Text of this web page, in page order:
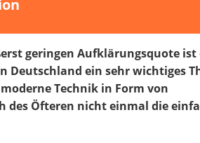
geringen Aufklärungsquote ist
Deutschland ein sehr wichtiges
Technik in Form von
des Öfteren nicht einmal die